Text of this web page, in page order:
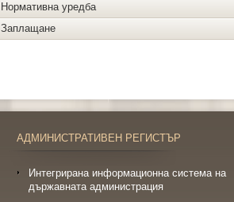
Нормативна уредба
Заплащане
АДМИНИСТРАТИВЕН РЕГИСТЪР
Интегрирана информационна система на
държавната администрация